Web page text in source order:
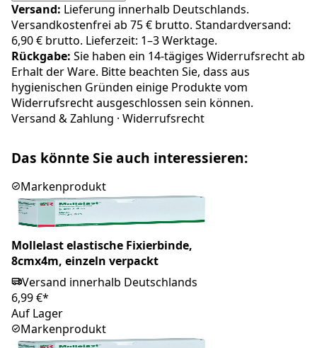
Versand: Lieferung innerhalb Deutschlands.
Versandkostenfrei ab 75 € brutto. Standardversand:
6,90 € brutto. Lieferzeit: 1–3 Werktage.
Rückgabe: Sie haben ein 14-tägiges Widerrufsrecht ab
Erhalt der Ware. Bitte beachten Sie, dass aus
hygienischen Gründen einige Produkte vom
Widerrufsrecht ausgeschlossen sein können.
Versand & Zahlung · Widerrufsrecht
Das könnte Sie auch interessieren:
Markenprodukt
Mollelast elastische Fixierbinde,
8cmx4m, einzeln verpackt
Versand innerhalb Deutschlands
6,99 €*
Auf Lager
Markenprodukt